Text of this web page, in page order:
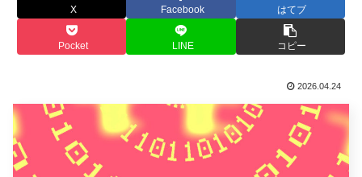
X Facebook はてブ
Pocket LINE コピー
2026.04.24